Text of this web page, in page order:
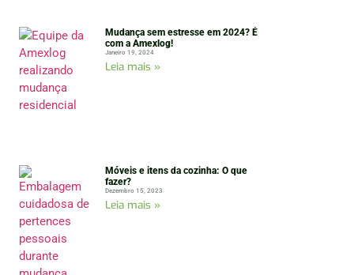
Mudança sem estresse em 2024? É
com a Amexlog!
Janeiro 19, 2024
Leia mais »
Móveis e itens da cozinha: O que
fazer?
Dezembro 15, 2023
Leia mais »